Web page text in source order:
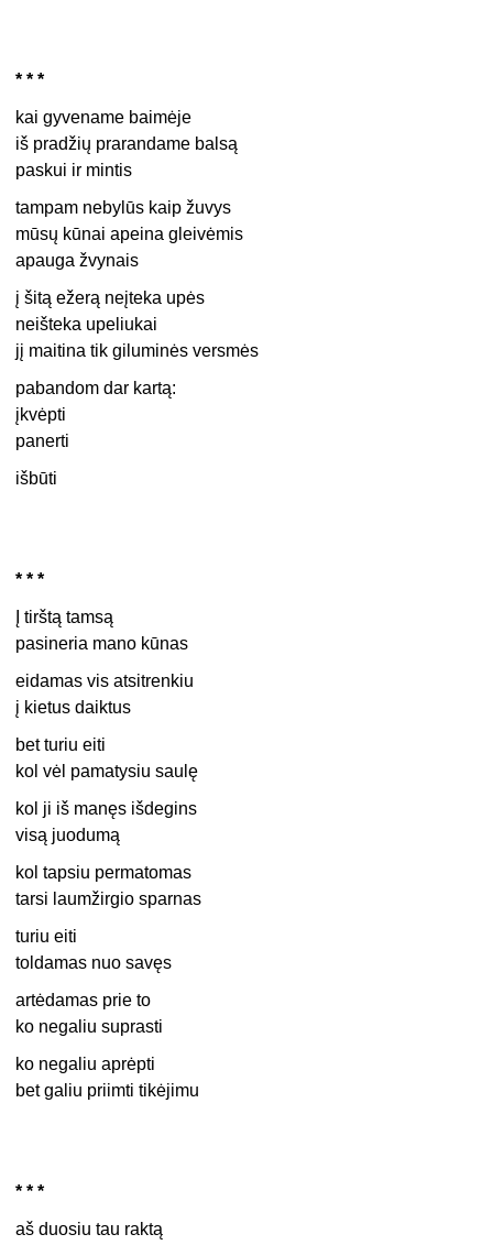
* * *
kai gyvename baimėje
iš pradžių prarandame balsą
paskui ir mintis
tampam nebylūs kaip žuvys
mūsų kūnai apeina gleivėmis
apauga žvynais
į šitą ežerą neįteka upės
neišteka upeliukai
jį maitina tik giluminės versmės
pabandom dar kartą:
įkvėpti
panerti
išbūti
* * *
Į tirštą tamsą
pasineria mano kūnas
eidamas vis atsitrenkiu
į kietus daiktus
bet turiu eiti
kol vėl pamatysiu saulę
kol ji iš manęs išdegins
visą juodumą
kol tapsiu permatomas
tarsi laumžirgio sparnas
turiu eiti
toldamas nuo savęs
artėdamas prie to
ko negaliu suprasti
ko negaliu aprėpti
bet galiu priimti tikėjimu
* * *
aš duosiu tau raktą